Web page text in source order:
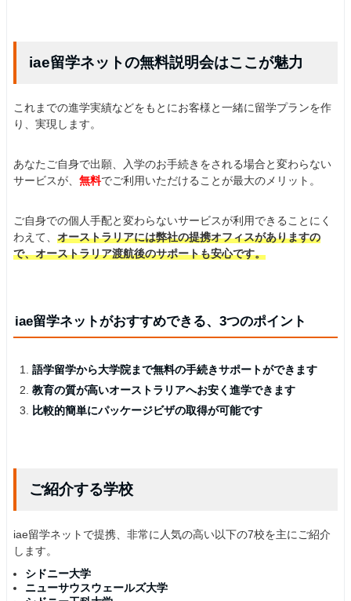
iae留学ネットの無料説明会はここが魅力
これまでの進学実績などをもとにお客様と一緒に留学プランを作
り、実現します。
あなたご自身で出願、入学のお手続きをされる場合と変わらない
サービスが、 無料でご利用いただけることが最大のメリット。
ご自身での個人手配と変わらないサービスが利用できることにく
わえて、 オーストラリアには弊社の提携オフィスがありますの
で、オーストラリア渡航後のサポートも安心です。
iae留学ネットがおすすめできる、3つのポイント
語学留学から大学院まで無料の手続きサポートができます
教育の質が高いオーストラリアへお安く進学できます
比較的簡単にパッケージビザの取得が可能です
ご紹介する学校
iae留学ネットで提携、非常に人気の高い以下の7校を主にご紹介
します。
シドニー大学
ニューサウスウェールズ大学